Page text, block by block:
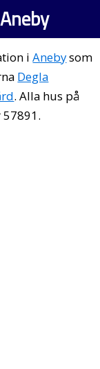
iAnebysom
Degla
. Alla hus på